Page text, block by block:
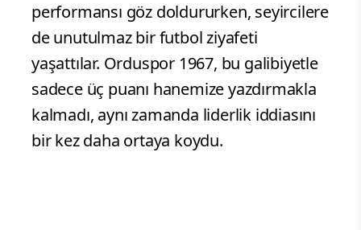
performansı göz doldururken, seyircilere
de unutulmaz bir futbol ziyafeti
yaşattılar. Orduspor 1967, bu galibiyetle
sadece üç puanı hanemize yazdırmakla
kalmadı, aynı zamanda liderlik iddiasını
bir kez daha ortaya koydu.